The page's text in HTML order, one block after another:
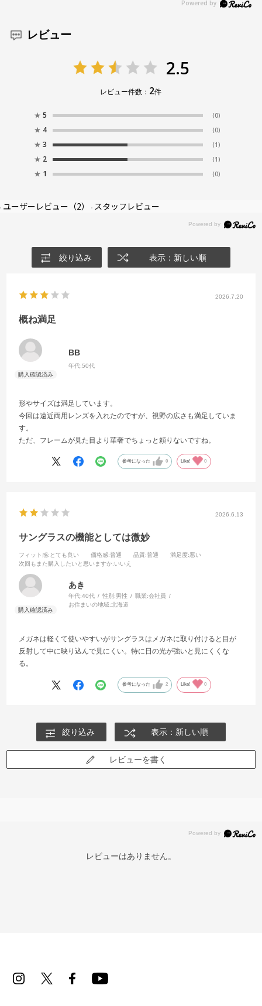
レビュー
2.5
レビュー件数： 2件
★ 5 (0)
★ 4 (0)
★ 3 (1)
★ 2 (1)
★ 1 (0)
ユーザーレビュー （2） スタッフレビュー
絞り込み 表示：新しい順
2026.7.20
概ね満足
BB
年代:50代
形やサイズは満足しています。
今回は遠近両用レンズを入れたのですが、視野の広さも満足していま
す。
ただ、フレームが見た目より華奢でちょっと頼りないですね。
参考になった 0 Like! 0
2026.6.13
サングラスの機能としては微妙
フィット感:とても良い 価格感:普通 品質:普通 満足度:悪い
次回もまた購入したいと思いますか:いいえ
あき
年代:40代 性別:男性 職業:会社員
お住まいの地域:北海道
メガネは軽くて使いやすいがサングラスはメガネに取り付けると目が
反射して中に映り込んで見にくい。特に日の光が強いと見にくくな
る。
参考になった 2 Like! 0
絞り込み 表示：新しい順
レビューを書く
レビューはありません。